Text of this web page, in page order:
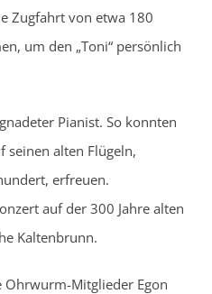
Zugfahrt von etwa 180
um den „Toni“ persönlich
Pianist. So konnten
seinen alten Flügeln,
erfreuen.
auf der 300 Jahre alten
Kaltenbrunn.
Ohrwurm-Mitglieder Egon